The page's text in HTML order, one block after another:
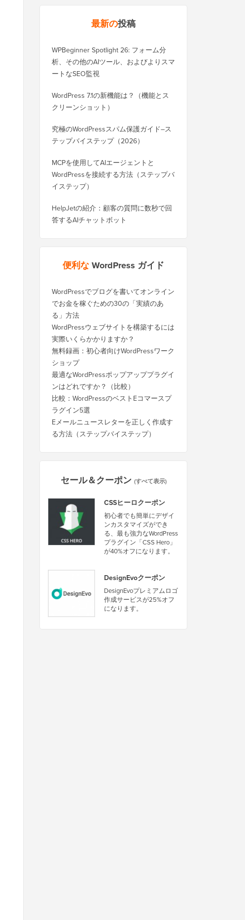
最新の投稿
WPBeginner Spotlight 26: フォーム分
析、その他のAIツール、およびよりスマ
ートなSEO監視
WordPress 7.1の新機能は？（機能とス
クリーンショット）
究極のWordPressスパム保護ガイド–ス
テップバイステップ（2026）
MCPを使用してAIエージェントと
WordPressを接続する方法（ステップバ
イステップ）
HelpJetの紹介：顧客の質問に数秒で回
答するAIチャットボット
便利なWordPress ガイド
WordPressでブログを書いてオンライン
でお金を稼ぐための30の「実績のあ
る」方法
WordPressウェブサイトを構築するには
実際いくらかかりますか？
無料録画：初心者向けWordPressワーク
ショップ
最適なWordPressポップアッププラグイ
ンはどれですか？（比較）
比較：WordPressのベストEコマースプ
ラグイン5選
Eメールニュースレターを正しく作成す
る方法（ステップバイステップ）
セール＆クーポン (すべて表示)
CSSヒーロクーポン
初心者でも簡単にデザイ
ンカスタマイズができ
る、最も強力なWordPress
プラグイン「CSS Hero」
が40%オフになります。
DesignEvoクーポン
DesignEvoプレミアムロゴ
作成サービスが25%オフ
になります。